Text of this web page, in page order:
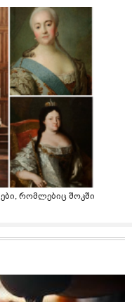
რომლებიც შოკში